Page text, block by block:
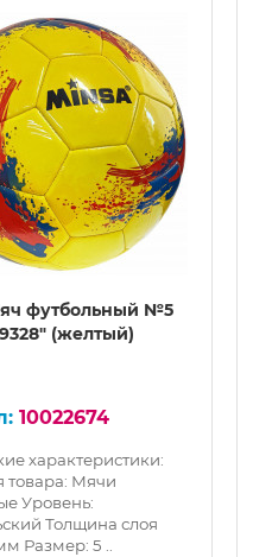
футбольный №5
(желтый)
10022674
характеристики:
товара: Мячи
Уровень:
Толщина слоя
Размер: 5 ..